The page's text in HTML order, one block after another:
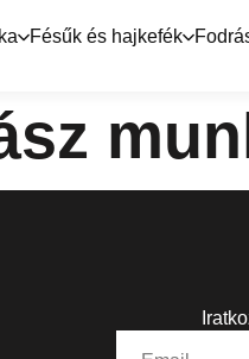
Fésűk és hajkefék